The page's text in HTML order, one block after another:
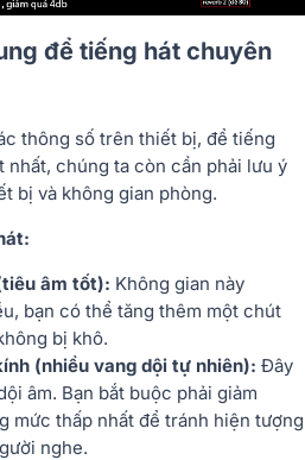
để tiếng hát chuyên
thông số trên thiết bị, để tiếng
nhất, chúng ta còn cần phải lưu ý
bị và không gian phòng.
âm tốt): Không gian này
bạn có thể tăng thêm một chút
bị khô.
(nhiều vang dội tự nhiên): Đây
âm. Bạn bắt buộc phải giảm
mức thấp nhất để tránh hiện tượng
nghe.